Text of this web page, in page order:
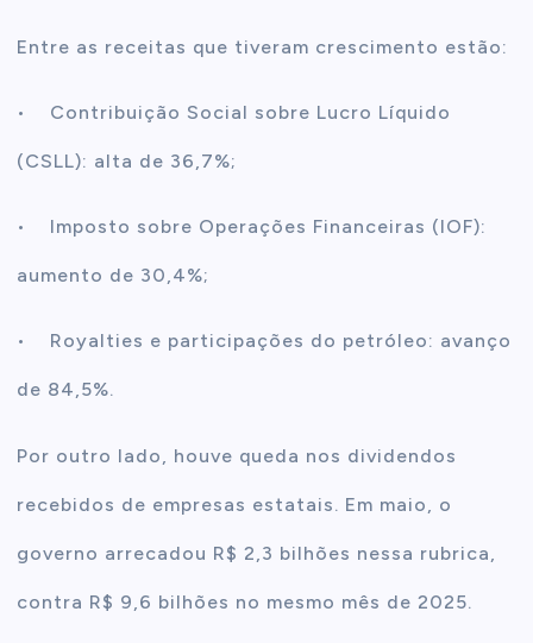
Entre as receitas que tiveram crescimento estão:
• Contribuição Social sobre Lucro Líquido
(CSLL): alta de 36,7%;
• Imposto sobre Operações Financeiras (IOF):
aumento de 30,4%;
• Royalties e participações do petróleo: avanço
de 84,5%.
Por outro lado, houve queda nos dividendos
recebidos de empresas estatais. Em maio, o
governo arrecadou R$ 2,3 bilhões nessa rubrica,
contra R$ 9,6 bilhões no mesmo mês de 2025.